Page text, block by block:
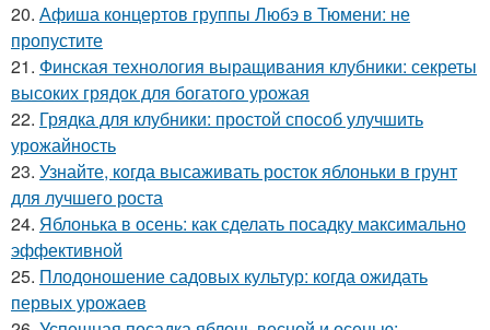
20. Афиша концертов группы Любэ в Тюмени: не
пропустите
21. Финская технология выращивания клубники: секреты
высоких грядок для богатого урожая
22. Грядка для клубники: простой способ улучшить
урожайность
23. Узнайте, когда высаживать росток яблоньки в грунт
для лучшего роста
24. Яблонька в осень: как сделать посадку максимально
эффективной
25. Плодоношение садовых культур: когда ожидать
первых урожаев